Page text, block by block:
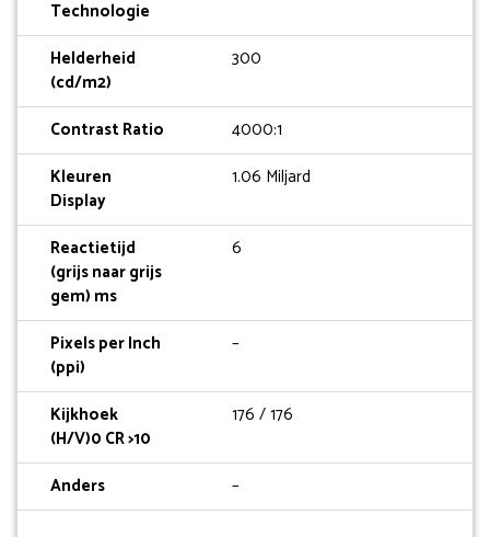
Technologie
Helderheid
(cd/m2)
300
Contrast Ratio
4000:1
Kleuren
Display
1.06 Miljard
Reactietijd
(grijs naar grijs
gem) ms
6
Pixels per Inch
(ppi)
–
Kijkhoek
(H/V)0 CR >10
176 / 176
Anders –